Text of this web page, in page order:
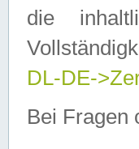
die
DL-DE-
Bei Fragen